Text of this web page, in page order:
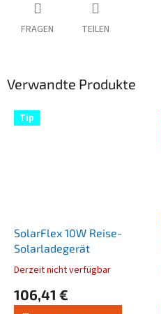
FRAGEN TEILEN
Verwandte Produkte
Tip
SolarFlex 10W Reise-
Solarladegerät
Die
Produktbewertung
Derzeit nicht verfügbar
106,41 €